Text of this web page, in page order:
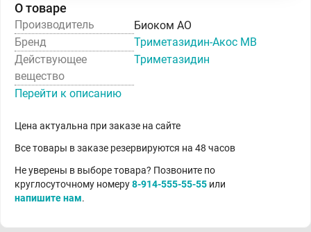
О товаре
Производитель
Биоком АО
Бренд
Триметазидин-Акос МВ
Действующее
вещество
Триметазидин
Перейти к описанию
Цена актуальна при заказе на сайте
Все товары в заказе резервируются на 48 часов
Не уверены в выборе товара? Позвоните по
круглосуточному номеру8-914-555-55-55 или
напишите нам.